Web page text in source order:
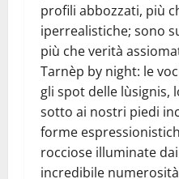
profili abbozzati, più
iperrealistiche; sono
più che verità
Tarnèp by night: le
gli spot delle lùsignis,
sotto ai nostri piedi
forme
rocciose illuminate
incredibile